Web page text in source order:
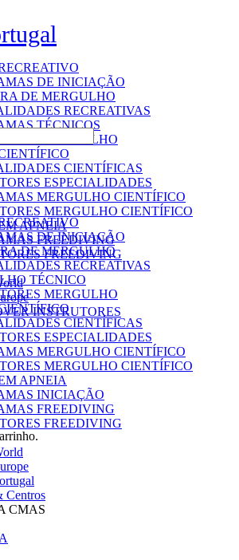
DE INICIAÇÃO
DE MERGULHO
RECREATIVAS
TÉCNICOS
MERGULHO
CIENTÍFICAS
ESPECIALIDADES
MERGULHO CIENTÍFICO
MERGULHO CIENTÍFICO
APNEIA
FREEDIVING
FREEDIVING
INSTRUTORES
DE INICIAÇÃO
DE MERGULHO
RECREATIVAS
TÉCNICO
MERGULHO
CIENTÍFICAS
ESPECIALIDADES
MERGULHO CIENTÍFICO
MERGULHO CIENTÍFICO
APNEIA
INICIAÇÃO
FREEDIVING
FREEDIVING
Centros
CMAS